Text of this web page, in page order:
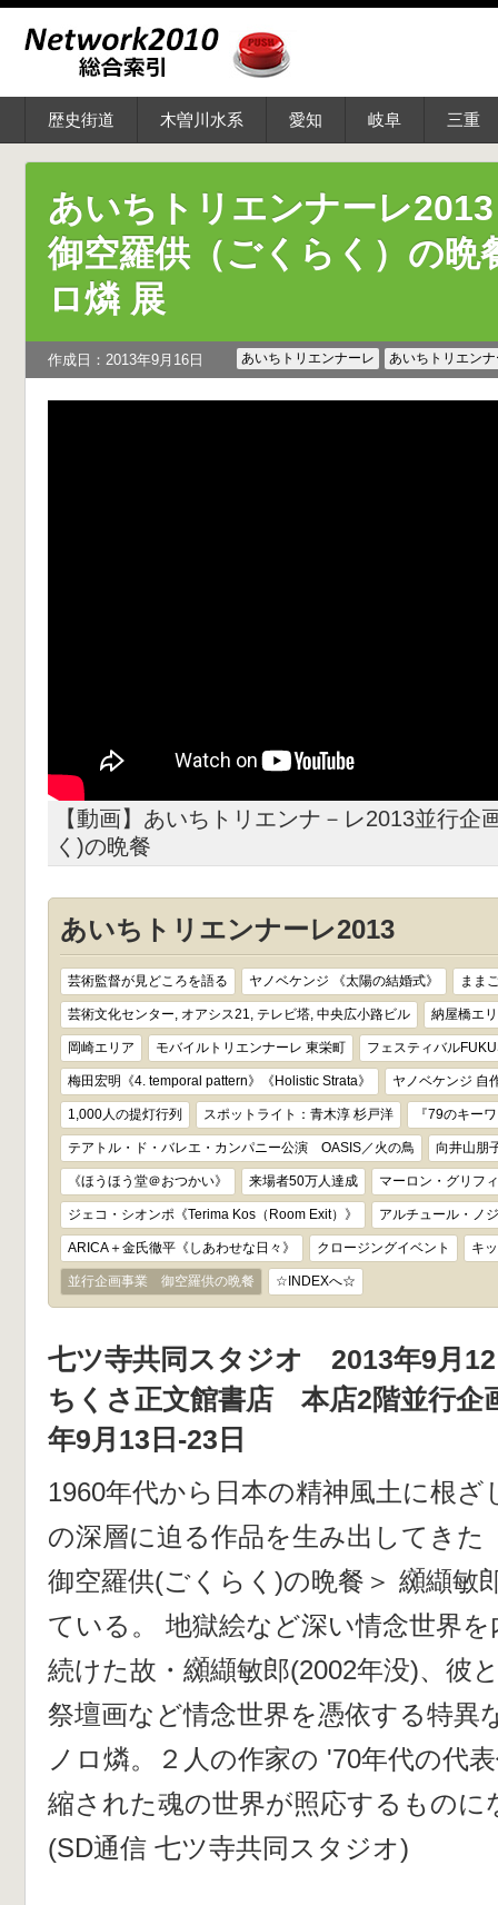
歴史街道 木曽川水系 愛知 岐阜 三重
あいちトリエンナーレ
御空羅供（ごくらく）の晩
ロ燐 展
作成日：2013年9月16日 あいちトリエンナーレ あいちトリエン
【動画】あいちトリエンナ－レ2013並行
く)の晩餐
あいちトリエンナーレ2013
芸術監督が見どころを語る ヤノベケンジ 《太陽の結婚式》 まま
芸術文化センター, オアシス21, テレビ塔, 中央広小路ビル 納屋橋エ
岡崎エリア モバイルトリエンナーレ 東栄町 フェスティバル
梅田宏明《4. temporal pattern》《Holistic Strata》 ヤノベケンジ 自
1,000人の提灯行列 スポットライト：青木淳 杉戸洋 『79のキー
テアトル・ド・バレエ・カンパニー公演 OASIS／火の鳥 向井山朋
《ほうほう堂＠おつかい》 来場者50万人達成 マーロン・グリフ
ジェコ・シオンポ《Terima Kos（Room Exit）》 アルチュール・ノ
ARICA＋金氏徹平《しあわせな日々》 クロージングイベント キ
並行企画事業 御空羅供の晩餐 ☆INDEXへ☆
七ツ寺共同スタジオ 2013年9月
ちくさ正文館書店 本店2階並行
年9月13日-23日
1960年代から日本の精神風土に根ざ
の深層に迫る作品を生み出してきた
御空羅供(ごくらく)の晩餐＞ 纐纈敏
ている。 地獄絵など深い情念世界
続けた故・纐纈敏郎(2002年没)、彼
祭壇画など情念世界を憑依する特異
ノロ燐。２人の作家の '70年代の代
縮された魂の世界が照応するものに
(SD通信 七ツ寺共同スタジオ)